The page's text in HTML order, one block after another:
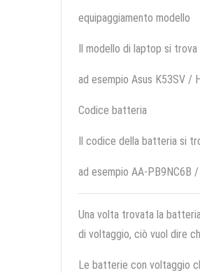
equipaggiamento modello
Il modello di laptop si
ad esempio Asus K53SV /
Codice batteria
Il codice della batteria si
ad esempio AA-PB9NC6B
Una volta trovata la
di voltaggio, ciò vuol dire
Le batterie con voltaggio